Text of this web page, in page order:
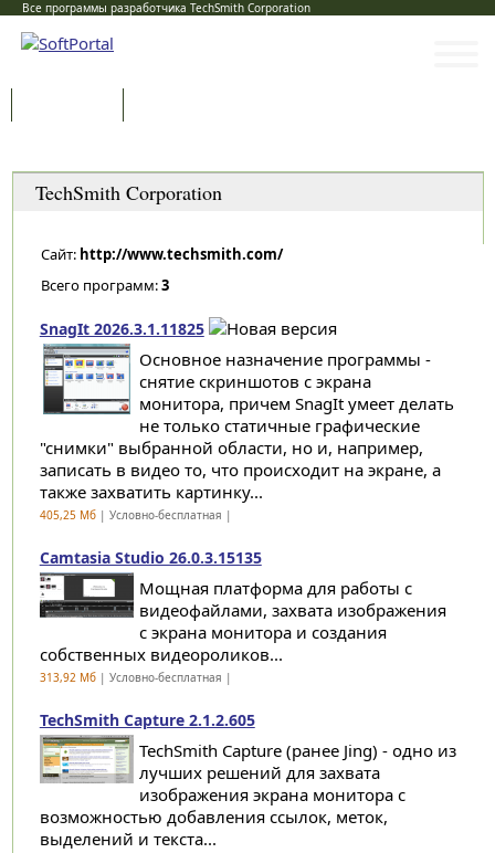
Все программы разработчика TechSmith Corporation
TechSmith Corporation
Сайт: http://www.techsmith.com/
Всего программ:3
SnagIt 2026.3.1.11825
Основное назначение программы -
снятие скриншотов с экрана
монитора, причем SnagIt умеет делать
не только статичные графические
"снимки" выбранной области, но и, например,
записать в видео то, что происходит на экране, а
также захватить картинку...
405,25 Мб| Условно-бесплатная |
Camtasia Studio 26.0.3.15135
Мощная платформа для работы с
видеофайлами, захвата изображения
с экрана монитора и создания
собственных видеороликов...
313,92 Мб| Условно-бесплатная |
TechSmith Capture 2.1.2.605
TechSmith Capture (ранее Jing) - одно из
лучших решений для захвата
изображения экрана монитора с
возможностью добавления ссылок, меток,
выделений и текста...